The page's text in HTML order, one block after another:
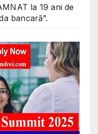
la 19 ani de
bancară”.